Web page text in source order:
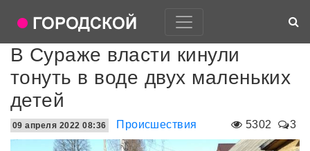
В Сураже власти кинули
тонуть в воде двух маленьких
детей
5302 3
09 апреля 2022 08:36 Происшествия